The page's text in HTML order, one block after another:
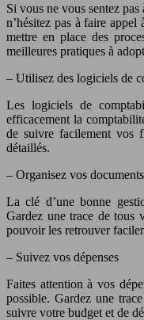
Si vous ne vous sentez
n’hésitez pas à faire
mettre en place des
meilleures pratiques à
– Utilisez des logiciels de
Les logiciels de
efficacement la
de suivre facilement vos
détaillés.
– Organisez vos documents
La clé d’une bonne
Gardez une trace de tous
pouvoir les retrouver
– Suivez vos dépenses
Faites attention à vos
possible. Gardez une
suivre votre budget et de